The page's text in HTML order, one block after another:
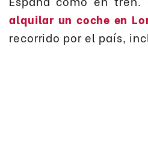
alquilar un coche en
recorrido por el país,